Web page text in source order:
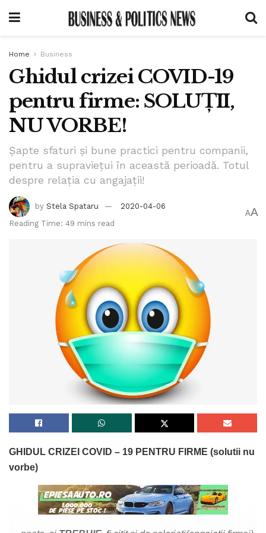
Home Business
Ghidul crizei COVID-19
pentru firme: SOLUȚII,
NU VORBE!
Șapte sfaturi și bune practici pentru companii,
pentru a supraviețui în această perioadă. Totul
despre relația cu angajații!
by Stela Spataru
2020-04-06
Reading Time: 49 mins read
AA
GHIDUL CRIZEI COVID – 19 PENTRU FIRME (solutii nu
vorbe)